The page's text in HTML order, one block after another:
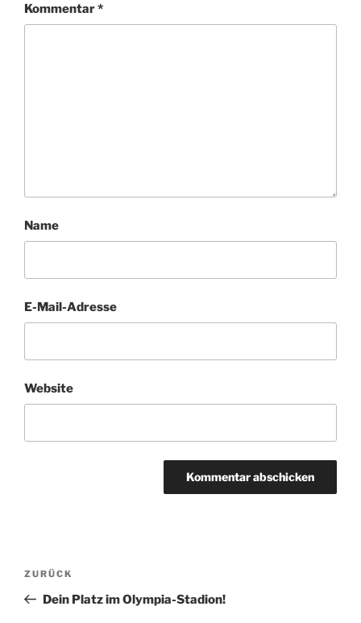
Kommentar*
Name
E-Mail-Adresse
Website
Beitragsnavigation
Vorheriger
Beitrag
ZURÜCK
Dein Platz im Olympia-Stadion!